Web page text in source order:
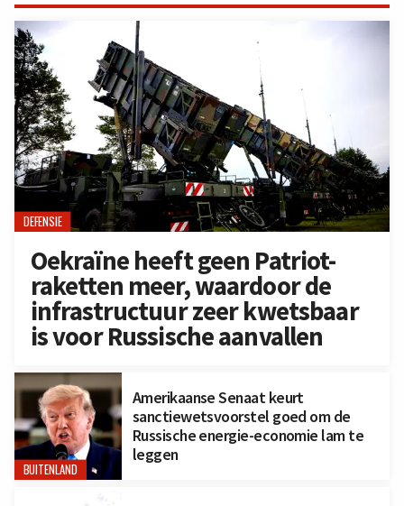
DEFENSIE
Oekraïne heeft geen Patriot-
raketten meer, waardoor de
infrastructuur zeer kwetsbaar
is voor Russische aanvallen
BUITENLAND
Amerikaanse Senaat keurt
sanctiewetsvoorstel goed om de
Russische energie-economie lam te
leggen